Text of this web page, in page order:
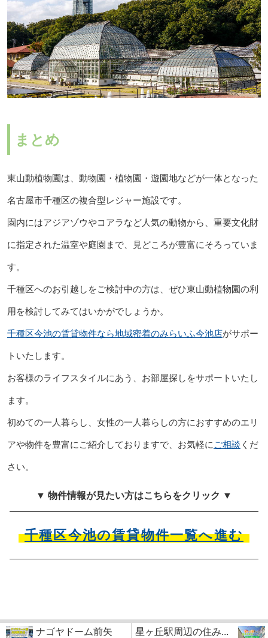
まとめ
東山動植物園は、動物園・植物園・遊園地などが一体となった
名古屋市千種区の複合型レジャー施設です。
園内にはアジアゾウやコアラなど人気の動物から、重要文化財
に指定された温室や庭園まで、見どころが豊富にそろっていま
す。
千種区へのお引越しをご検討中の方は、ぜひ東山動植物園の利
用を検討してみてはいかがでしょうか。
千種区今池の賃貸物件なら地域密着のみらいふ今池店がサポー
トいたします。
お客様のライフスタイルにあう、お部屋探しをサポートいたし
ます。
初めての一人暮らし、女性の一人暮らしの方におすすめのエリ
アや物件を豊富にご紹介しておりますで、お気軽に ご相談 くだ
さい。
▼ 物件情報が見たい方はこちらをクリック ▼
千種区今池の賃貸物件一覧へ進む
ナゴヤドーム前矢
星ヶ丘駅周辺の住み...